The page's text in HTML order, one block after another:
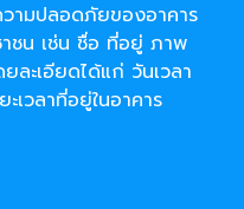
ามปลอดภัยของอาคาร
าชน เช่น ชื่อ ที่อยู่ ภาพ
ละเอียดได้แก่ วันเวลา
เวลาที่อยู่ในอาคาร